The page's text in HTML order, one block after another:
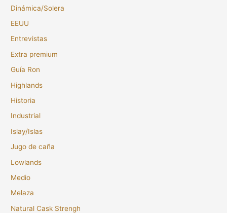
Dinámica/Solera
EEUU
Entrevistas
Extra premium
Guía Ron
Highlands
Historia
Industrial
Islay/Islas
Jugo de caña
Lowlands
Medio
Melaza
Natural Cask Strengh